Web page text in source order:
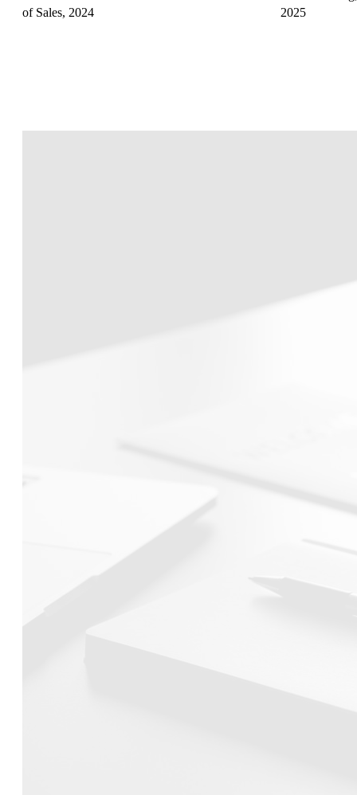
of Sales, 2024
2025